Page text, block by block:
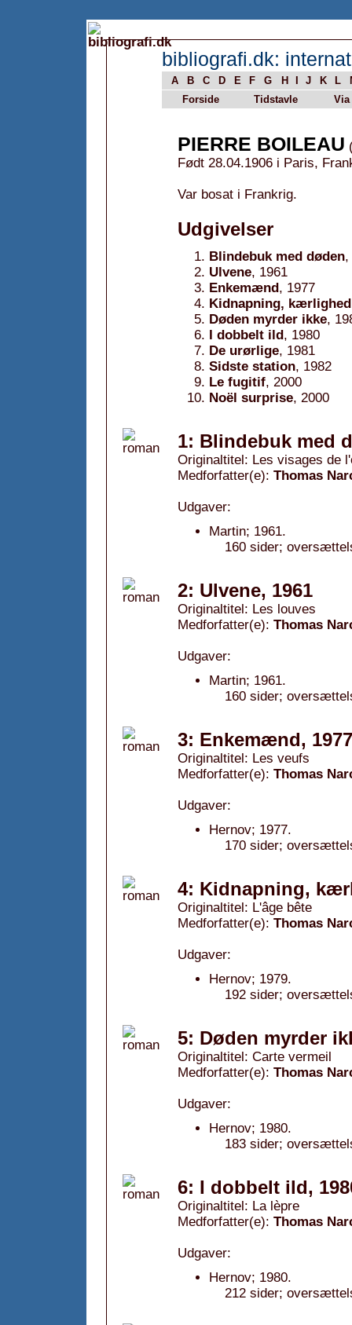
bibliografi.dk:
A B C D E F G H J K L
Forside
Tidstavle Via
PIERRE BOILEAU
Født 28.04.1906 i Paris,
Var bosat i Frankrig.
Udgivelser
Blindebuk med døden,
Ulvene, 1961
Enkemænd, 1977
Kidnapning,
Døden myrder ikke,
I dobbelt ild, 1980
De urørlige, 1981
Sidste station, 1982
Le fugitif, 2000
Noël surprise, 2000
1: Blindebuk med
Originaltitel: Les visages de
Medforfatter(e): Thomas
Udgaver:
Martin; 1961.
160 sider;
2: Ulvene, 1961
Originaltitel: Les louves
Medforfatter(e): Thomas
Udgaver:
Martin; 1961.
160 sider;
3: Enkemænd, 1977
Originaltitel: Les veufs
Medforfatter(e): Thomas
Udgaver:
Hernov; 1977.
170 sider;
4: Kidnapning,
Originaltitel: L'âge bête
Medforfatter(e): Thomas
Udgaver:
Hernov; 1979.
192 sider;
5: Døden myrder
Originaltitel: Carte vermeil
Medforfatter(e): Thomas
Udgaver:
Hernov; 1980.
183 sider;
6: I dobbelt ild,
Originaltitel: La lèpre
Medforfatter(e): Thomas
Udgaver:
Hernov; 1980.
212 sider;